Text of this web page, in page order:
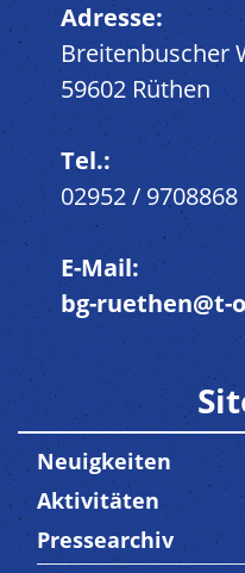
Adresse:
Breitenbuscher
59602 Rüthen
Tel.:
02952 / 9708868
E-Mail:
bg-ruethen@t-
Neuigkeiten
Aktivitäten
Pressearchiv